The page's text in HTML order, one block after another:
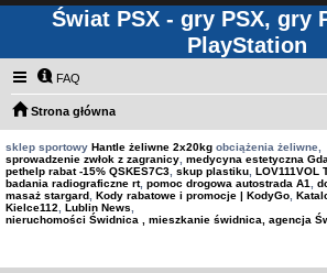
Świat PSX - gry PSX, gry
PlayStation
FAQ
Strona główna
sklep sportowy Hantle żeliwne 2x20kg obciążenia żeliwne,
sprowadzenie zwłok z zagranicy medycyna estetyczna
pethelp rabat -15% QSKES7C3 skup plastiku LOV111VOL
badania radiograficzne rt, pomoc drogowa autostrada A1
masaż stargard Kody rabatowe i promocje | KodyGo
Kielce112
Lublin News
nieruchomości Świdnica , mieszkanie świdnica, agencja